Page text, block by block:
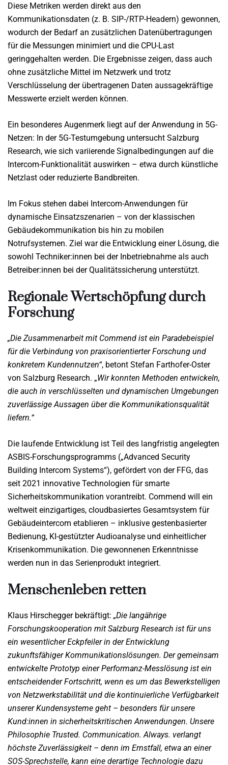
Diese Metriken werden direkt aus den
Kommunikationsdaten (z. B. SIP-/RTP-Headern) gewonnen,
wodurch der Bedarf an zusätzlichen Datenübertragungen
für die Messungen minimiert und die CPU-Last
geringgehalten werden. Die Ergebnisse zeigen, dass auch
ohne zusätzliche Mittel im Netzwerk und trotz
Verschlüsselung der übertragenen Daten aussagekräftige
Messwerte erzielt werden können.
Ein besonderes Augenmerk liegt auf der Anwendung in 5G-
Netzen: In der 5G-Testumgebung untersucht Salzburg
Research, wie sich variierende Signalbedingungen auf die
Intercom-Funktionalität auswirken – etwa durch künstliche
Netzlast oder reduzierte Bandbreiten.
Im Fokus stehen dabei Intercom-Anwendungen für
dynamische Einsatzszenarien – von der klassischen
Gebäudekommunikation bis hin zu mobilen
Notrufsystemen. Ziel war die Entwicklung einer Lösung, die
sowohl Techniker:innen bei der Inbetriebnahme als auch
Betreiber:innen bei der Qualitätssicherung unterstützt.
Regionale Wertschöpfung durch
Forschung
„Die Zusammenarbeit mit Commend ist ein Paradebeispiel
für die Verbindung von praxisorientierter Forschung und
konkretem Kundennutzen“, betont Stefan Farthofer-Oster
von Salzburg Research. „Wir konnten Methoden entwickeln,
die auch in verschlüsselten und dynamischen Umgebungen
zuverlässige Aussagen über die Kommunikationsqualität
liefern.“
Die laufende Entwicklung ist Teil des langfristig angelegten
ASBIS-Forschungsprogramms („Advanced Security
Building Intercom Systems“), gefördert von der FFG, das
seit 2021 innovative Technologien für smarte
Sicherheitskommunikation vorantreibt. Commend will ein
weltweit einzigartiges, cloudbasiertes Gesamtsystem für
Gebäudeintercom etablieren – inklusive gestenbasierter
Bedienung, KI-gestützter Audioanalyse und einheitlicher
Krisenkommunikation. Die gewonnenen Erkenntnisse
werden nun in das Serienprodukt integriert.
Menschenleben retten
Klaus Hirschegger bekräftigt: „Die langährige
Forschungskooperation mit Salzburg Research ist für uns
ein wesentlicher Eckpfeiler in der Entwicklung
zukunftsfähiger Kommunikationslösungen. Der gemeinsam
entwickelte Prototyp einer Performanz-Messlösung ist ein
entscheidender Fortschritt, wenn es um das Bewerkstelligen
von Netzwerkstabilität und die kontinuierliche Verfügbarkeit
unserer Kundensysteme geht – besonders für unsere
Kund:innen in sicherheitskritischen Anwendungen. Unsere
Philosophie Trusted. Communication. Always. verlangt
höchste Zuverlässigkeit – denn im Ernstfall, etwa an einer
SOS-Sprechstelle, kann eine derartige Technologie dazu